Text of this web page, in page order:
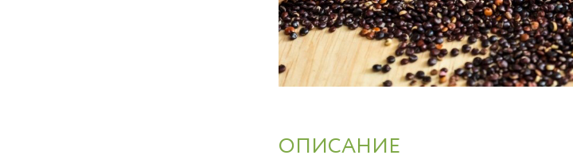
ОПИСАНИЕ